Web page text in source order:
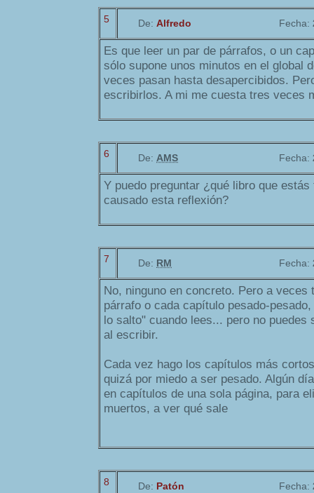
5 De: Alfredo Fecha:
Es que leer un par de párrafos, o un
sólo supone unos minutos en el global
veces pasan hasta desapercibidos.
escribirlos. A mi me cuesta tres veces
6 De: AMS Fecha:
Y puedo preguntar ¿qué libro que
causado esta reflexión?
7 De: RM Fecha:
No, ninguno en concreto. Pero a veces
párrafo o cada capítulo pesado-
lo salto" cuando lees... pero no
al escribir.
Cada vez hago los capítulos más
quizá por miedo a ser pesado. Algún
en capítulos de una sola página, para
muertos, a ver qué sale
8 De: Patón Fecha: